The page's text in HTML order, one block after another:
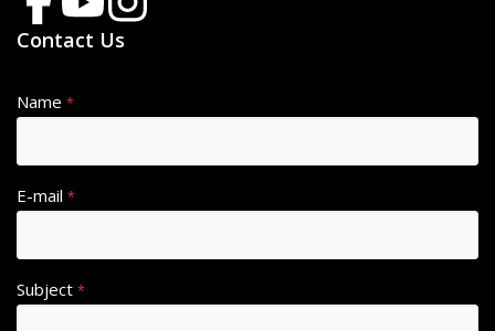
Contact Us
Name *
E-mail *
Subject *